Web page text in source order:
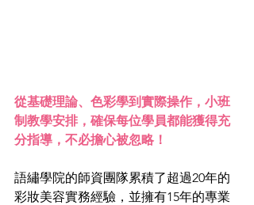
從基礎理論、色彩學到實際操作，小班
制教學安排，確保每位學員都能獲得充
分指導，不必擔心被忽略！
語繡學院的師資團隊累積了超過20年的
彩妝美容實務經驗，並擁有15年的專業